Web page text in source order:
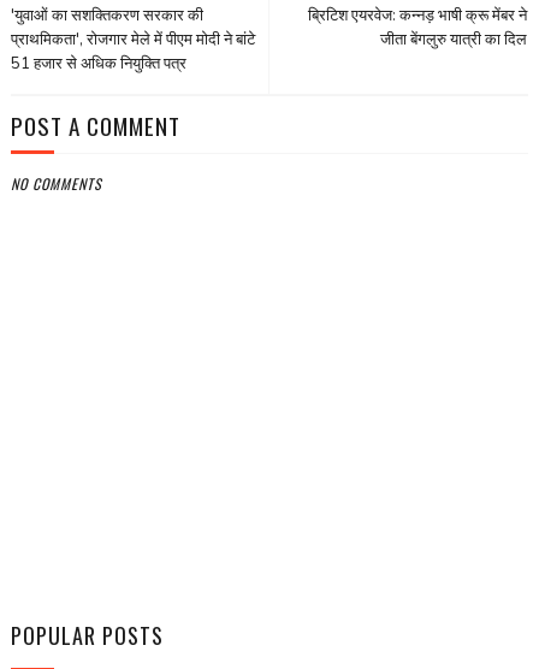
ब्रिटिश एयरवेज: कन्नड़ भाषी क्रू मेंबर ने
जीता बेंगलुरु यात्री का दिल
'युवाओं का सशक्तिकरण सरकार की
प्राथमिकता', रोजगार मेले में पीएम मोदी ने बांटे
51 हजार से अधिक नियुक्ति पत्र
POST A COMMENT
NO COMMENTS
POPULAR POSTS